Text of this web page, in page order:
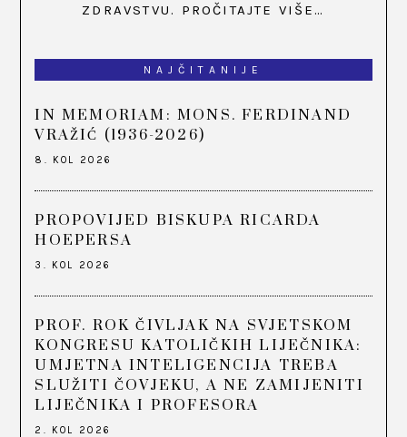
ZDRAVSTVU. PROČITAJTE VIŠE…
NAJČITANIJE
IN MEMORIAM: MONS. FERDINAND
VRAŽIĆ (1936-2026)
8. KOL 2026
PROPOVIJED BISKUPA RICARDA
HOEPERSA
3. KOL 2026
PROF. ROK ČIVLJAK NA SVJETSKOM
KONGRESU KATOLIČKIH LIJEČNIKA:
UMJETNA INTELIGENCIJA TREBA
SLUŽITI ČOVJEKU, A NE ZAMIJENITI
LIJEČNIKA I PROFESORA
2. KOL 2026